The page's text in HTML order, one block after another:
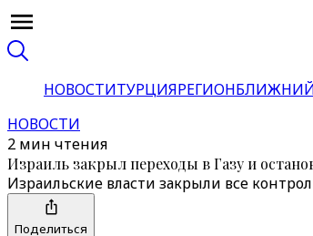
НОВОСТИТУРЦИЯРЕГИОН
НОВОСТИ
2 мин чтения
Израиль закрыл переходы в Газу и
Израильские власти закрыли все
Поделиться